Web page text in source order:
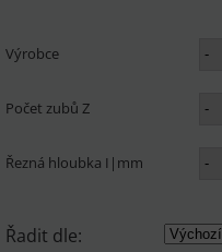
Výrobce
Počet zubů Z
Řezná hloubka I|mm
Řadit dle: